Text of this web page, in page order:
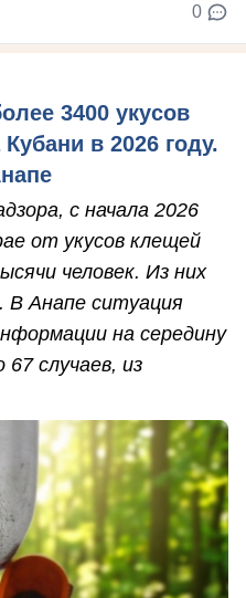
0
3400 укусов
в 2026 году.
с начала 2026
от укусов клещей
человек. Из них
Анапе ситуация
на середину
случаев, из